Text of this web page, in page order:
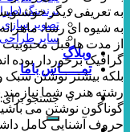
برندینگ
تصویر سازی
سایر طراحی
وبلاگ
تمـــــاس باما
جستجو برای:
به تعریفی دیگر
به شیوه ای رسا،
از مدت ها قبل
گرافیک برخوردار بوده
بلکه بیشتر نوشتن
رشته هنری شما
گوناگون نوشتن می
حروف آشنایی کامل